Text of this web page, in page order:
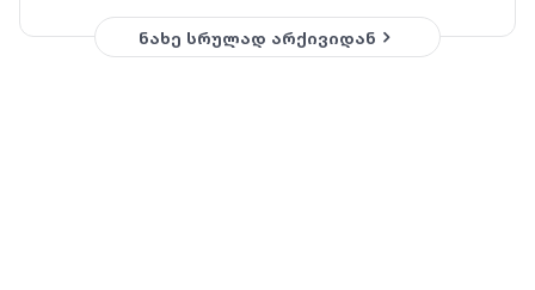
ნახე სრულად არქივიდან